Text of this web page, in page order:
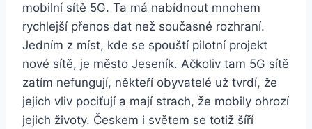
mobilní sítě 5G. Ta má nabídnout mnohem
rychlejší přenos dat než současné rozhraní.
Jedním z míst, kde se spouští pilotní projekt
nové sítě, je město Jeseník. Ačkoliv tam 5G sítě
zatím nefungují, někteří obyvatelé už tvrdí, že
jejich vliv pociťují a mají strach, že mobily ohrozí
jejich životy. Českem i světem se totiž šíří